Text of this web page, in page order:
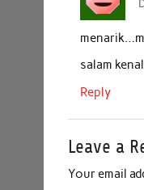
o
k
salam
Reply
Leave a
Your email